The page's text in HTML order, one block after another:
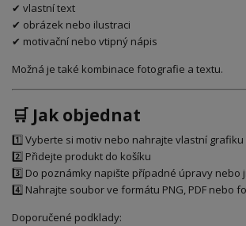
✔ vlastní text
✔ obrázek nebo ilustraci
✔ motivační nebo vtipný nápis
Možná je také kombinace fotografie a textu.
🛒 Jak objednat
1️⃣ Vyberte si motiv nebo nahrajte vlastní grafiku
2️⃣ Přidejte produkt do košíku
3️⃣ Do poznámky napište případné úpravy nebo
4️⃣ Nahrajte soubor ve formátu PNG, PDF nebo
Doporučené podklady: